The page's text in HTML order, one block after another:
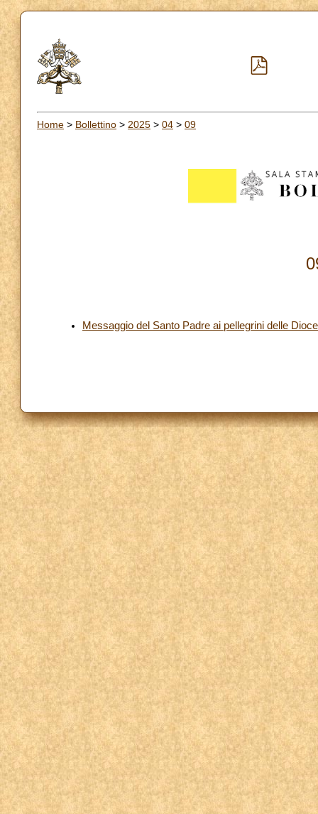
Home > Bollettino > 2025 > 04 > 09
Messaggio del Santo Padre ai pellegrini delle